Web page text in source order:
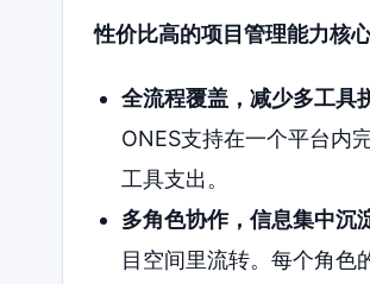
性价比高的项目管理能力核
全流程覆盖，减少多工具
ONES支持在一个平台内
工具支出。
多角色协作，信息集中沉
目空间里流转。每个角色